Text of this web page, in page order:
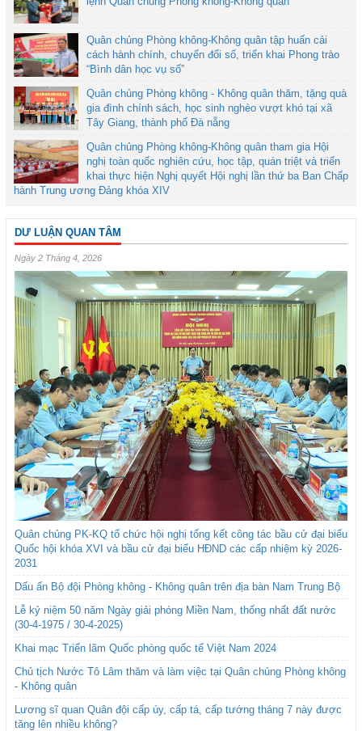
Quân chủng Phòng không-Không quân tập huấn cải
cách hành chính, chuyển đổi số, triển khai Phong trào
“Bình dân học vụ số”
Quân chủng Phòng không - Không quân thăm, tặng quà
gia đình chính sách, học sinh nghèo vượt khó tại xã
Tây Giang, thành phố Đà nẵng
Quân chủng Phòng không-Không quân tham gia Hội
nghị toàn quốc nghiên cứu, học tập, quán triệt và triển
khai thực hiện Nghị quyết Hội nghị lần thứ ba Ban Chấp
hành Trung ương Đảng khóa XIV
DƯ LUẬN QUAN TÂM
Ngày 2 Tháng 4, 2026
Quân chủng PK-KQ tổ chức hội nghị tổng kết công tác bầu cử đại biểu
Quốc hội khóa XVI và bầu cử đại biểu HĐND các cấp nhiệm kỳ 2026-
2031
Dấu ấn Bộ đội Phòng không - Không quân trên địa bàn Nam Trung Bộ
Lễ kỷ niệm 50 năm Ngày giải phóng Miền Nam, thống nhất đất nước
(30-4-1975 / 30-4-2025)
Khai mạc Triển lãm Quốc phòng quốc tế Việt Nam 2024
Chủ tịch Nước Tô Lâm thăm và làm việc tại Quân chủng Phòng không
- Không quân
Lương sĩ quan Quân đội cấp úy, cấp tá, cấp tướng tháng 7 này được
tăng lên nhiều không?